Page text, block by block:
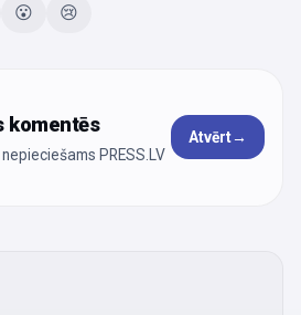
😮 😢
komentēs
PRESS.LV
Atvērt→